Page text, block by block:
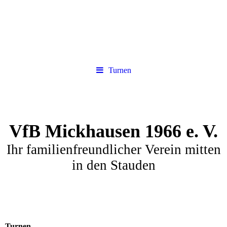
Turnen
VfB Mickhausen 1966 e. V.
Ihr familienfreundlicher Verein mitten
in den Stauden